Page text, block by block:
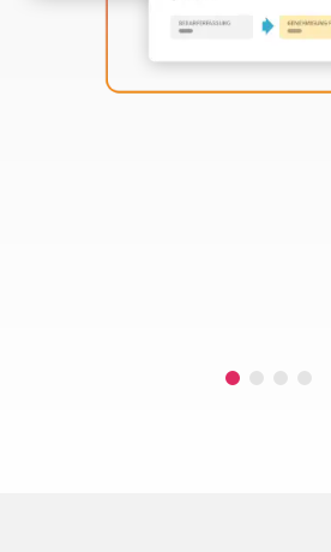
Kontakt